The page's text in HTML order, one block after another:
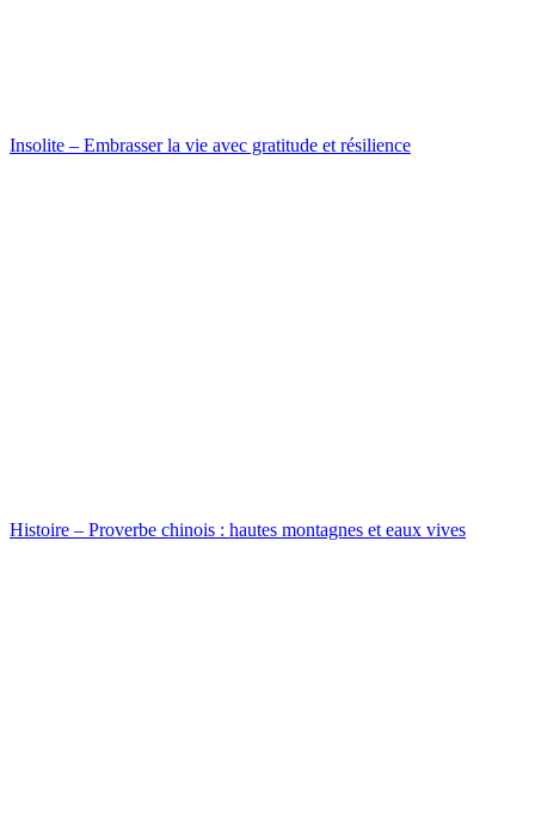
Insolite – Embrasser la vie avec gratitude et résilience
Histoire – Proverbe chinois : hautes montagnes et eaux vives